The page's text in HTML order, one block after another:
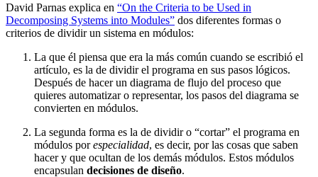
David Parnas explica en “On the Criteria to be Used in
Decomposing Systems into Modules” dos diferentes formas o
criterios de dividir un sistema en módulos:
La que él piensa que era la más común cuando se escribió el
artículo, es la de dividir el programa en sus pasos lógicos.
Después de hacer un diagrama de flujo del proceso que
quieres automatizar o representar, los pasos del diagrama se
convierten en módulos.
La segunda forma es la de dividir o “cortar” el programa en
módulos porespecialidad, es decir, por las cosas que saben
hacer y que ocultan de los demás módulos. Estos módulos
encapsulan decisiones de diseño.